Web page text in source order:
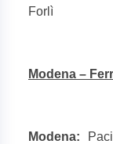
Forlì
Modena –
Modena: